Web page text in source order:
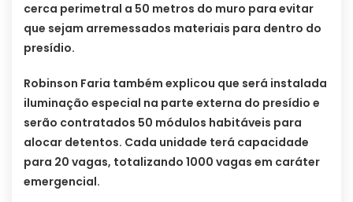
cerca perimetral a 50 metros do muro para evitar
que sejam arremessados materiais para dentro do
presídio.
Robinson Faria também explicou que será instalada
iluminação especial na parte externa do presídio e
serão contratados 50 módulos habitáveis para
alocar detentos. Cada unidade terá capacidade
para 20 vagas, totalizando 1000 vagas em caráter
emergencial.